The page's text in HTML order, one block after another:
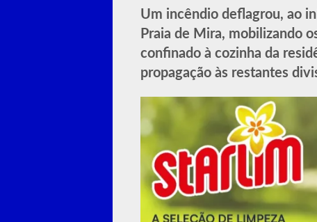
Um incêndio deflagrou, ao
Praia de Mira, mobilizando
confinado à cozinha da
propagação às restantes